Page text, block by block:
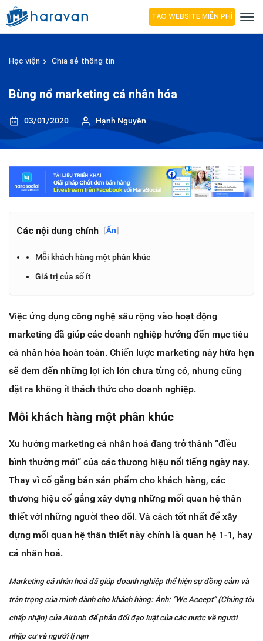
TẠO WEBSITE MIỄN PHÍ
Học viện Chia sẻ thông tin
Bùng nổ marketing cá nhân hóa
03/01/2020 Hạnh Nguyên
Các nội dung chính [Ẩn]
Mỗi khách hàng một phân khúc
Giá trị của số ít
Việc ứng dụng công nghệ sâu rộng vào hoạt động
marketing đã giúp các doanh nghiệp hướng đến mục tiêu
cá nhân hóa hoàn toàn. Chiến lược marketing này hứa hẹn
sẽ đem đến những lợi ích lớn chưa từng có, nhưng cũng
đặt ra không ít thách thức cho doanh nghiệp.
Mỗi khách hàng một phân khúc
Xu hướng marketing cá nhân hoá đang trở thành “điều
bình thường mới” của các thương hiệu nổi tiếng ngày nay.
Thay vì cố gắng bán sản phẩm cho khách hàng, các
thương hiệu cố gắng xây dựng những mối quan hệ thân
thiết với những người theo dõi. Và cách tốt nhất để xây
dựng mối quan hệ thân thiết này chính là quan hệ 1-1, hay
cá nhân hoá.
Marketing cá nhân hoá đã giúp doanh nghiệp thể hiện sự đồng cảm và
trân trọng của mình dành cho khách hàng: Ảnh: “We Accept” (Chúng tôi
chấp nhận) của Airbnb để phản đối đạo luật của các nước về người
nhập cư và người tị nạn